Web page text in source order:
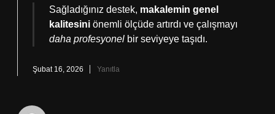
Sağladığınız destek, makalemin genel
kalitesini önemli ölçüde artırdı ve çalışmayı
daha profesyonel bir seviyeye taşıdı.
Şubat 16, 2026 Yanıtla